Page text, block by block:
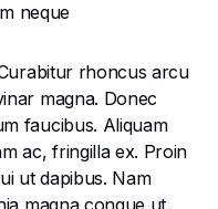
neque
rhoncus arcu
magna. Donec
faucibus. Aliquam
ac, fringilla ex. Proin
ut dapibus. Nam